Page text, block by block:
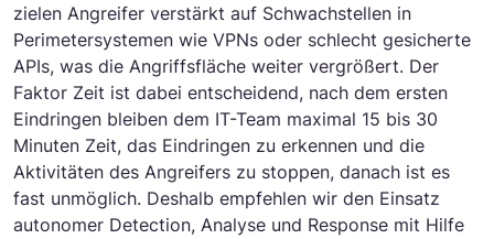
zielen Angreifer verstärkt auf Schwachstellen in
Perimetersystemen wie VPNs oder schlecht gesicherte
APIs, was die Angriffsfläche weiter vergrößert. Der
Faktor Zeit ist dabei entscheidend, nach dem ersten
Eindringen bleiben dem IT-Team maximal 15 bis 30
Minuten Zeit, das Eindringen zu erkennen und die
Aktivitäten des Angreifers zu stoppen, danach ist es
fast unmöglich. Deshalb empfehlen wir den Einsatz
autonomer Detection, Analyse und Response mit Hilfe